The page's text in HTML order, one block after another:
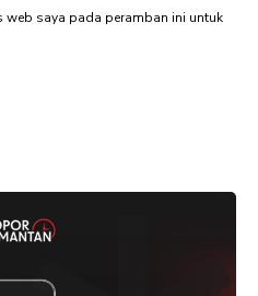
web saya pada peramban ini untuk